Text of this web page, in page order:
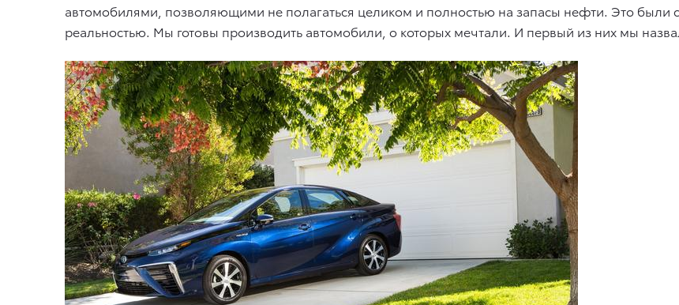
автомобилями, позволяющими не полагаться целиком и полностью на запасы нефти. Это были
реальностью. Мы готовы производить автомобили, о которых мечтали. И первый из них мы